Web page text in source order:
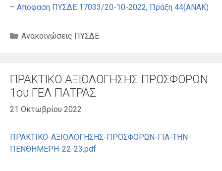
– Απόφαση ΠΥΣΔΕ 17033/20-10-2022, Πράξη 44(ANAK)
Κατηγορίες
Ανακοινώσεις ΠΥΣΔΕ
ΠΡΑΚΤΙΚΟ ΑΞΙΟΛΟΓΗΣΗΣ ΠΡΟΣΦΟΡΩΝ
1ου ΓΕΛ ΠΑΤΡΑΣ
21 Οκτωβρίου 2022
ΠΡΑΚΤΙΚΟ-ΑΞΙΟΛΟΓΗΣΗΣ-ΠΡΟΣΦΟΡΩΝ-ΓΙΑ-ΤΗΝ-
ΠΕΝΘΗΜΕΡΗ-22-23.pdf